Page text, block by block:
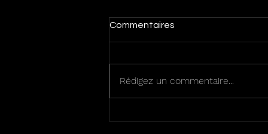
Aragon te quiero !
Commentaires
Rédigez un commentaire...